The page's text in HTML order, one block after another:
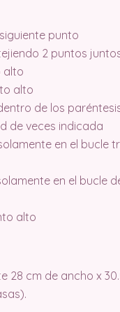
punto
2 puntos
alto
alto
de los
de veces indicada
en el bucle
en el bucle
alto
28 cm de ancho x